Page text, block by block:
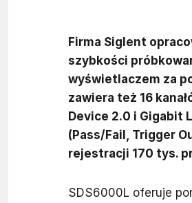
Firma Siglent
szybkości
wyświetlaczem za
zawiera też 16
Device 2.0 i Gigabit
(Pass/Fail, Trigger
rejestracji 170 tys.
SDS6000L oferuje